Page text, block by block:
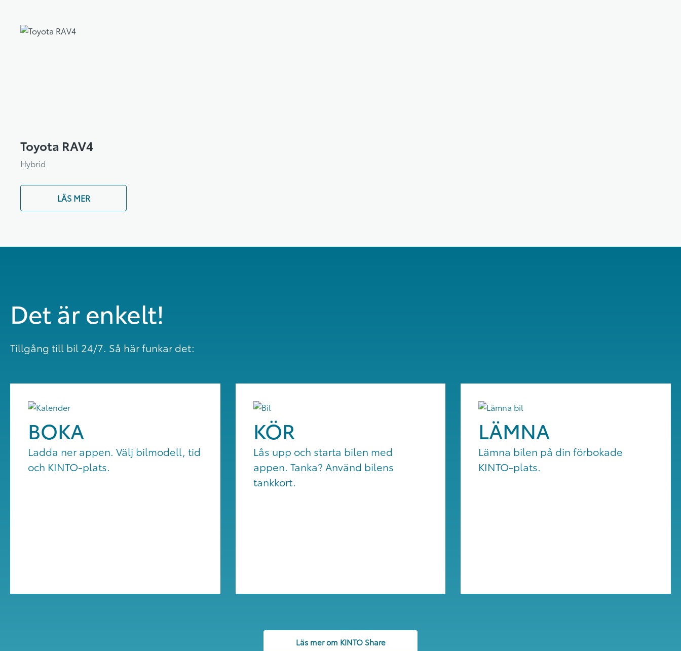
Toyota RAV4
Hybrid
LÄS MER
Det är enkelt!
Tillgång till bil 24/7. Så här funkar det:
BOKA
Ladda ner appen. Välj bilmodell, tid
och KINTO-plats.
KÖR
Lås upp och starta bilen med
appen. Tanka? Använd bilens
tankkort.
LÄMNA
Lämna bilen på din förbokade
KINTO-plats.
Läs mer om KINTO Share